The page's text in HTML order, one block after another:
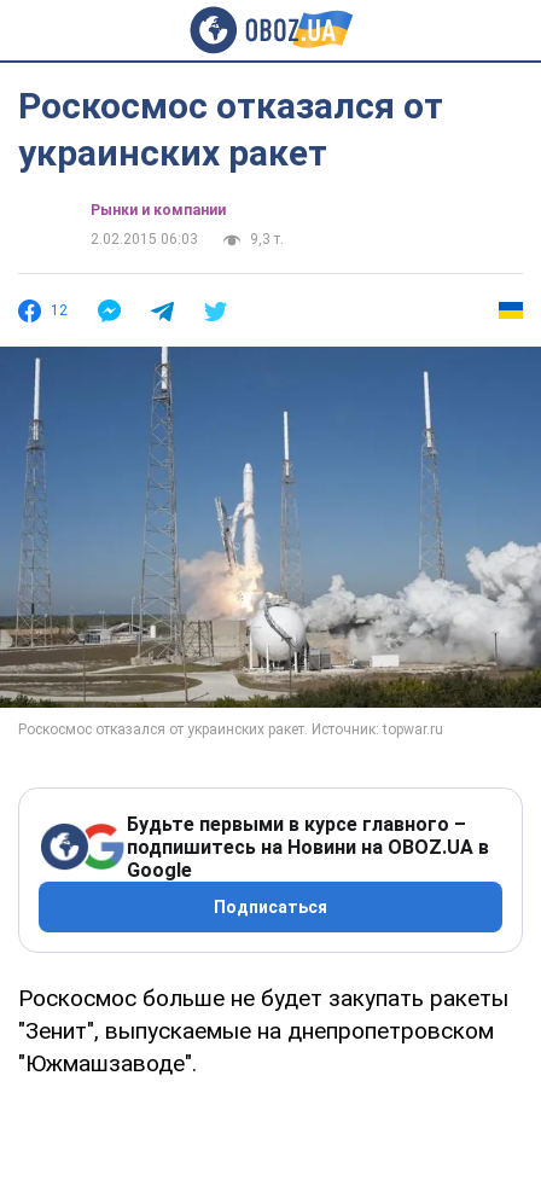
Роскосмос отказался от
украинских ракет
Рынки и компании
2.02.2015 06:03
9,3 т.
12
Будьте первыми в курсе главного –
подпишитесь на Новини на OBOZ.UA в
Google
Подписаться
Роскосмос больше не будет закупать ракеты
"Зенит", выпускаемые на днепропетровском
"Южмашзаводе".